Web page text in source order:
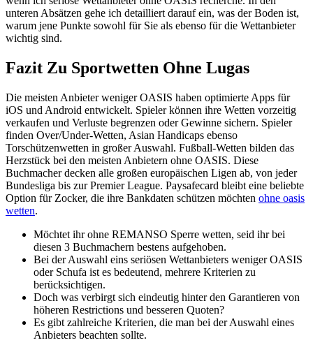
unteren Absätzen gehe ich detailliert darauf ein, was der Boden ist,
warum jene Punkte sowohl für Sie als ebenso für die Wettanbieter
wichtig sind.
Fazit Zu Sportwetten Ohne Lugas
Die meisten Anbieter weniger OASIS haben optimierte Apps für
iOS und Android entwickelt. Spieler können ihre Wetten vorzeitig
verkaufen und Verluste begrenzen oder Gewinne sichern. Spieler
finden Over/Under-Wetten, Asian Handicaps ebenso
Torschützenwetten in großer Auswahl. Fußball-Wetten bilden das
Herzstück bei den meisten Anbietern ohne OASIS. Diese
Buchmacher decken alle großen europäischen Ligen ab, von jeder
Bundesliga bis zur Premier League. Paysafecard bleibt eine beliebte
Option für Zocker, die ihre Bankdaten schützen möchten ohne oasis
wetten.
Möchtet ihr ohne REMANSO Sperre wetten, seid ihr bei
diesen 3 Buchmachern bestens aufgehoben.
Bei der Auswahl eins seriösen Wettanbieters weniger OASIS
oder Schufa ist es bedeutend, mehrere Kriterien zu
berücksichtigen.
Doch was verbirgt sich eindeutig hinter den Garantieren von
höheren Restrictions und besseren Quoten?
Es gibt zahlreiche Kriterien, die man bei der Auswahl eines
Anbieters beachten sollte.